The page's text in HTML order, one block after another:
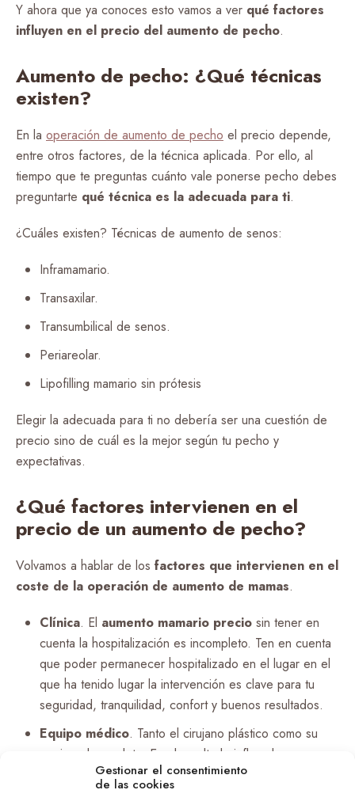
Gestionar el consentimiento
de las cookies
Y ahora que ya conoces esto vamos a ver qué factores
influyen en el precio del aumento de pecho.
Aumento de pecho: ¿Qué técnicas
existen?
En la operación de aumento de pecho el precio depende,
entre otros factores, de la técnica aplicada. Por ello, al
tiempo que te preguntas cuánto vale ponerse pecho debes
preguntarte qué técnica es la adecuada para ti.
¿Cuáles existen? Técnicas de aumento de senos:
Inframamario.
Transaxilar.
Transumbilical de senos.
Periareolar.
Lipofilling mamario sin prótesis
Elegir la adecuada para ti no debería ser una cuestión de
precio sino de cuál es la mejor según tu pecho y
expectativas.
¿Qué factores intervienen en el
precio de un aumento de pecho?
Volvamos a hablar de los factores que intervienen en el
coste de la operación de aumento de mamas.
Clínica. El aumento mamario precio sin tener en
cuenta la hospitalización es incompleto. Ten en cuenta
que poder permanecer hospitalizado en el lugar en el
que ha tenido lugar la intervención es clave para tu
seguridad, tranquilidad, confort y buenos resultados.
Equipo médico. Tanto el cirujano plástico como su
equipo al completo. En el resultado influye la
experiencia del mismo y su buen hacer. No solo